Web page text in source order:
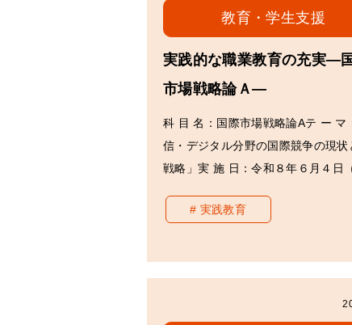
教育・学生支援
実践的な職業教育の充実―
市場戦略論Ａ―
科 目 名：国際市場戦略論Aテ ー マ
信・デジタル分野の国際競争の現状
戦略」実 施 日：令和８年６月４日
実践教育